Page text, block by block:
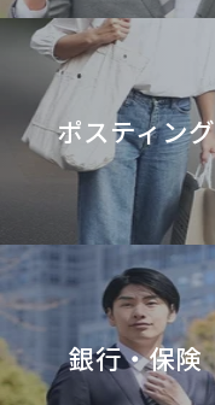
ポスティング
銀行・保険